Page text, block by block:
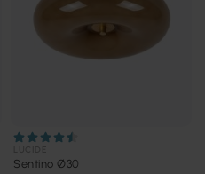
Sentino Ø30